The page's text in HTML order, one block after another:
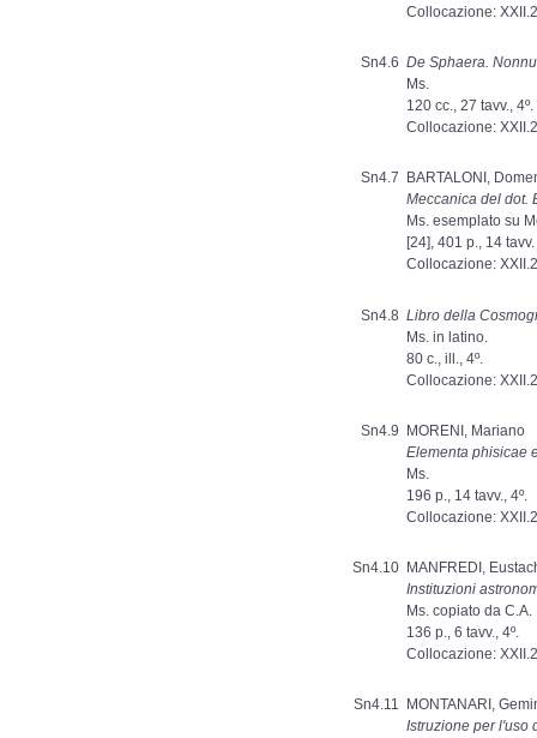
Collocazione:
Sn4.6 De Sphaera.
Ms.
120 cc., 27 tavv., 4º.
Collocazione:
Sn4.7
BARTALONI,
Meccanica del dot.
Ms. esemplato su
[24], 401 p., 14
Collocazione:
Sn4.8 Libro della
Ms. in latino.
80 c., ill., 4º.
Collocazione:
Sn4.9 MORENI, Mariano
Elementa phisicae
Ms.
196 p., 14 tavv., 4º.
Collocazione:
Sn4.10
MANFREDI,
Instituzioni
Ms. copiato da
136 p., 6 tavv., 4º.
Collocazione:
Sn4.11
MONTANARI,
Istruzione per l'uso